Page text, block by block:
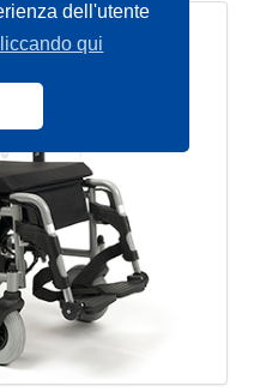
dell'utente
qui